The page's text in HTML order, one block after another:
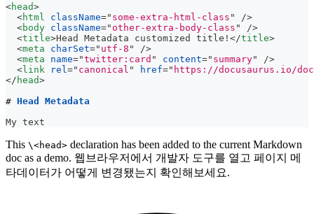
<head>
<html className=" some-extra-html-class "
/>
<body className=" other-extra-body-class "
/>
<title>Head Metadata customized title! </title>
<meta charSet=" utf-8 "
/>
<meta name="twitter:card " content=" summary"
/>
<link rel =" canonical " href=" https://docusaurus.io/
</ head>
# Head Metadata
My text
This \<head> declaration has been added to the current Markdown
doc as a demo. 웹브라우저에서 개발자 도구를 열고 페이지 메
타데이터가 어떻게 변경됐는지 확인해보세요.